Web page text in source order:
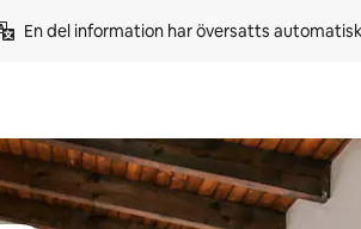
En del information har översatts